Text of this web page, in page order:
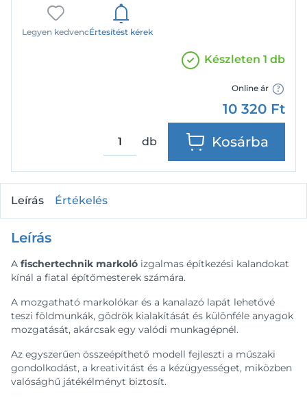
Legyen kedvencÉrtesítést kérek
Készleten 1 db
Online ár
10 320 Ft
db Kosárba
Leírás Értékelés
Leírás
A fischertechnik markoló izgalmas építkezési kalandokat
kínál a fiatal építőmesterek számára.
A mozgatható markolókar és a kanalazó lapát lehetővé
teszi földmunkák, gödrök kialakítását és különféle anyagok
mozgatását, akárcsak egy valódi munkagépnél.
Az egyszerűen összeépíthető modell fejleszti a műszaki
gondolkodást, a kreativitást és a kézügyességet, miközben
valósághű játékélményt biztosít.